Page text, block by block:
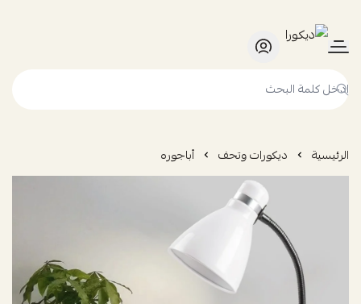
ديكورا
الرئيسية ديكورات وتحف أباجوره